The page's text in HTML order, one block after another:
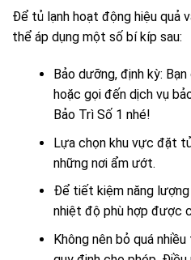
Để tủ lạnh hoạt động hiệu quả
thể áp dụng một số bí kíp sau:
Bảo dưỡng, định kỳ:
hoặc gọi đến dịch vụ
Bảo Trì Số 1 nhé!
Lựa chọn khu vực đặt
những nơi ẩm ướt.
Để tiết kiệm năng lượng
nhiệt độ phù hợp được
Không nên bỏ quá